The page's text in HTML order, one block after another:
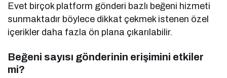
Evet birçok platform gönderi bazlı beğeni hizmeti
sunmaktadır böylece dikkat çekmek istenen özel
içerikler daha fazla ön plana çıkarılabilir.
Beğeni sayısı gönderinin erişimini etkiler
mi?